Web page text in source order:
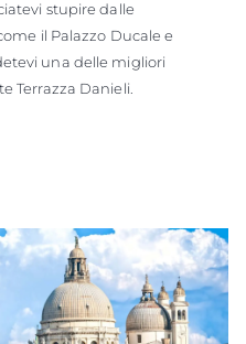
stupire dalle
il Palazzo Ducale e
una delle migliori
Terrazza Danieli.